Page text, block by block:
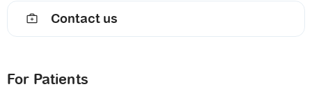
Contact us
For Patients